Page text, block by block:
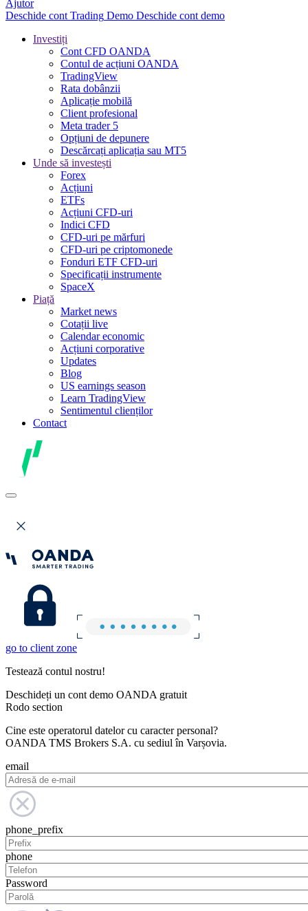
Ajutor
Deschide cont Trading Demo Deschide cont demo
Investiți
Cont CFD OANDA
Contul de acțiuni OANDA
TradingView
Rata dobânzii
Aplicație mobilă
Client profesional
Meta trader 5
Opțiuni de depunere
Descărcați aplicația sau MT5
Unde să investești
Forex
Acțiuni
ETFs
Acțiuni CFD-uri
Indici CFD
CFD-uri pe mărfuri
CFD-uri pe criptomonede
Fonduri ETF CFD-uri
Specificații instrumente
SpaceX
Piață
Market news
Cotații live
Calendar economic
Acțiuni corporative
Updates
Blog
US earnings season
Learn TradingView
Sentimentul clienților
Contact
go to client zone
Testează contul nostru!
Deschideți un cont demo OANDA gratuit
Rodo section
Cine este operatorul datelor cu caracter personal?
OANDA TMS Brokers S.A. cu sediul în Varșovia.
email
phone_prefix
phone
Password